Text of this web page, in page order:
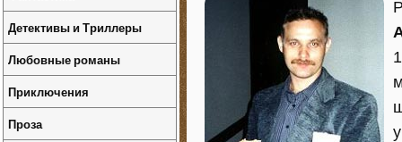
Детективы и Триллеры
Любовные романы
Приключения
Проза